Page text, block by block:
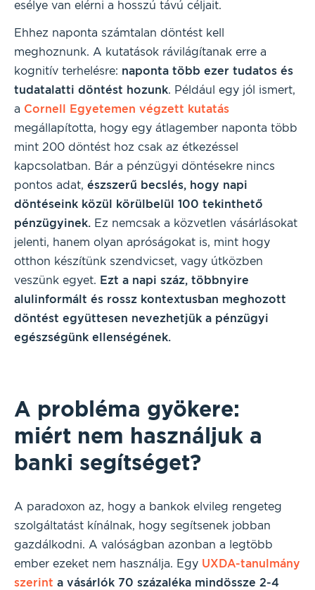
esélye van elérni a hosszú távú céljait.
Ehhez naponta számtalan döntést kell
meghoznunk. A kutatások rávilágítanak erre a
kognitív terhelésre: naponta több ezer tudatos és
tudatalatti döntést hozunk. Például egy jól ismert,
a Cornell Egyetemen végzett kutatás
megállapította, hogy egy átlagember naponta több
mint 200 döntést hoz csak az étkezéssel
kapcsolatban. Bár a pénzügyi döntésekre nincs
pontos adat, észszerű becslés, hogy napi
döntéseink közül körülbelül 100 tekinthető
pénzügyinek. Ez nemcsak a közvetlen vásárlásokat
jelenti, hanem olyan apróságokat is, mint hogy
otthon készítünk szendvicset, vagy útközben
veszünk egyet. Ezt a napi száz, többnyire
alulinformált és rossz kontextusban meghozott
döntést együttesen nevezhetjük a pénzügyi
egészségünk ellenségének.
A probléma gyökere:
miért nem használjuk a
banki segítséget?
A paradoxon az, hogy a bankok elvileg rengeteg
szolgáltatást kínálnak, hogy segítsenek jobban
gazdálkodni. A valóságban azonban a legtöbb
ember ezeket nem használja. Egy UXDA-tanulmány
szerint a vásárlók 70 százaléka mindössze 2-4